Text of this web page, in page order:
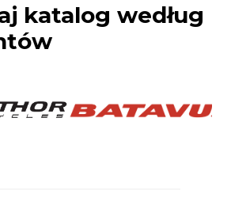
katalog według